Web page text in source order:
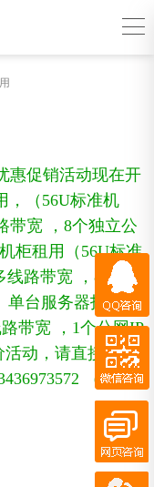
惠促销活动现在开
，（56U标准机
带宽 ，8个独立公
柜租用（56U标准
线路带宽 ，8个独
单台服务器托管，
带宽 ，1个公网IP
活动，请直接联
（同微
询
客服
询
商桥